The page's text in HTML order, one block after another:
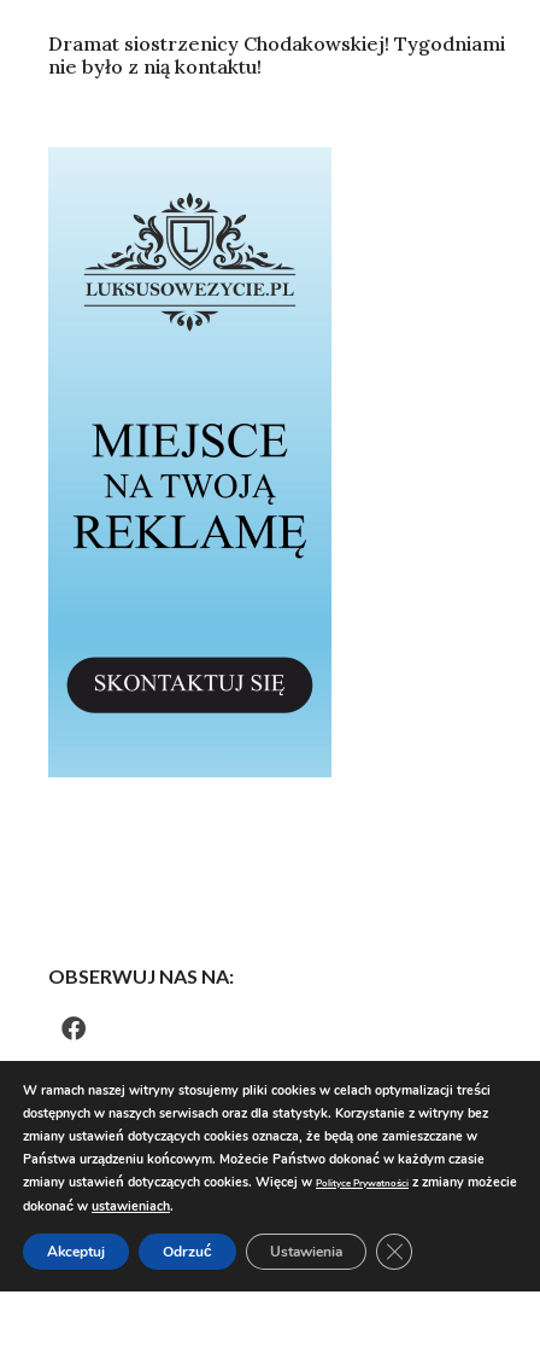
Dramat siostrzenicy Chodakowskiej! Tygodniami
nie było z nią kontaktu!
OBSERWUJ NAS NA:
W ramach naszej witryny stosujemy pliki cookies w celach optymalizacji treści
dostępnych w naszych serwisach oraz dla statystyk. Korzystanie z witryny bez
zmiany ustawień dotyczących cookies oznacza, że będą one zamieszczane w
Państwa urządzeniu końcowym. Możecie Państwo dokonać w każdym czasie
zmiany ustawień dotyczących cookies. Więcej w Polityce Prywatności z zmiany możecie
dokonać w ustawieniach.
Akceptuj Odrzuć Ustawienia Zamknij panel